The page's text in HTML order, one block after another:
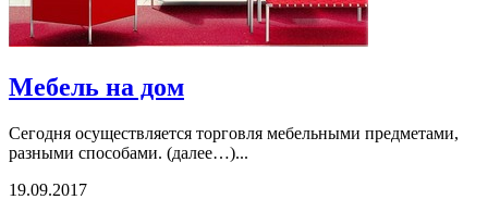
Мебель на дом
Сегодня осуществляется торговля мебельными предметами,
разными способами. (далее…)...
19.09.2017